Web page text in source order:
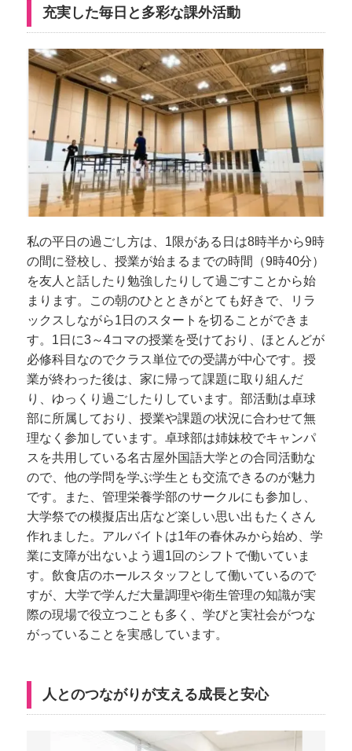
充実した毎日と多彩な課外活動
私の平日の過ごし方は、1限がある日は8時半から9時
の間に登校し、授業が始まるまでの時間（9時40分）
を友人と話したり勉強したりして過ごすことから始
まります。この朝のひとときがとても好きで、リラ
ックスしながら1日のスタートを切ることができま
す。1日に3～4コマの授業を受けており、ほとんどが
必修科目なのでクラス単位での受講が中心です。授
業が終わった後は、家に帰って課題に取り組んだ
り、ゆっくり過ごしたりしています。部活動は卓球
部に所属しており、授業や課題の状況に合わせて無
理なく参加しています。卓球部は姉妹校でキャンパ
スを共用している名古屋外国語大学との合同活動な
ので、他の学問を学ぶ学生とも交流できるのが魅力
です。また、管理栄養学部のサークルにも参加し、
大学祭での模擬店出店など楽しい思い出もたくさん
作れました。アルバイトは1年の春休みから始め、学
業に支障が出ないよう週1回のシフトで働いていま
す。飲食店のホールスタッフとして働いているので
すが、大学で学んだ大量調理や衛生管理の知識が実
際の現場で役立つことも多く、学びと実社会がつな
がっていることを実感しています。
人とのつながりが支える成長と安心